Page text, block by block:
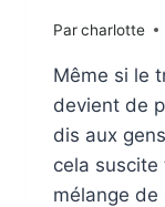
Parcharlotte
Même si le
devient de
dis aux
cela suscite
mélange de